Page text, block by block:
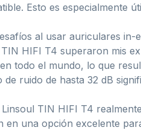
Esto es especialmente
al usar auriculares
HIFI T4 superaron mis
todo el mundo, lo que
de ruido de hasta 32 dB
TIN HIFI T4
una opción excelente